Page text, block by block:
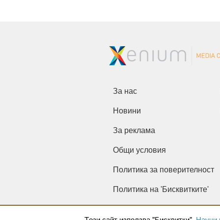
За нас
Новини
За реклама
Общи условия
Политика за поверителност
Политика на 'Бисквитките'